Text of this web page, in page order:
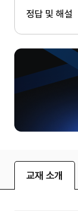
정답 및 해설
교재 소개